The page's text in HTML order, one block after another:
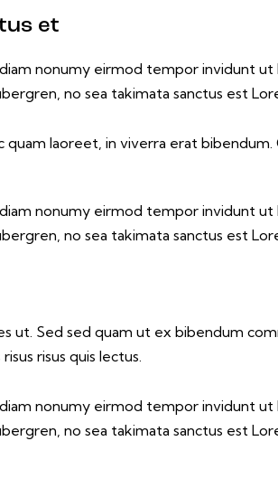
et
nonumy eirmod tempor invidunt
no sea takimata sanctus est
quam laoreet, in viverra erat
nonumy eirmod tempor invidunt
no sea takimata sanctus est
ut. Sed sed quam ut ex bibendum
risus quis lectus.
nonumy eirmod tempor invidunt
no sea takimata sanctus est